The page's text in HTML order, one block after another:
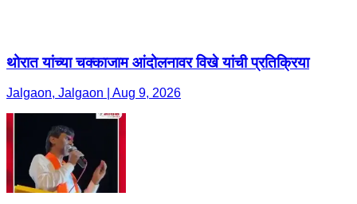
थोरात यांच्या चक्काजाम आंदोलनावर विखे यांची प्रतिक्रिया
Jalgaon, Jalgaon | Aug 9, 2026